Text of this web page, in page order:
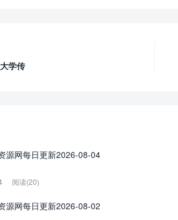
学传
源网每日更新2026-08-04
阅读(20)
源网每日更新2026-08-02